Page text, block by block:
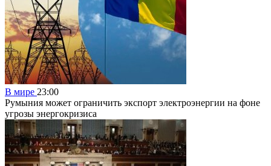
В мире 23:00
Румыния может ограничить экспорт электроэнергии на фоне
угрозы энергокризиса